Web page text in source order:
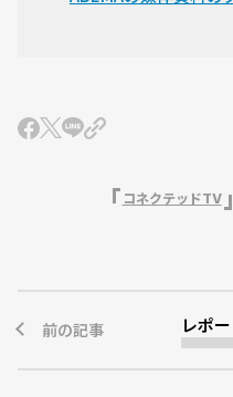
コネクテッドTV
前の記事 レポ